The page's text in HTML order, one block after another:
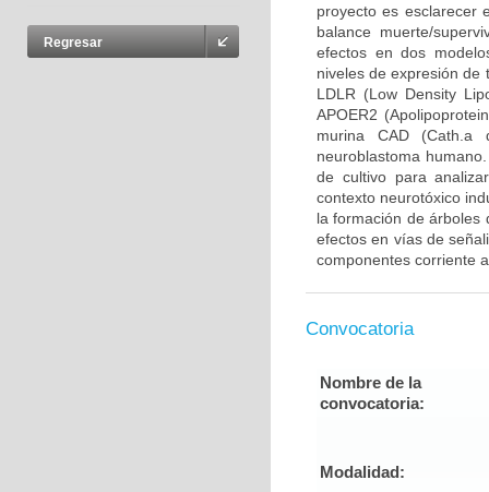
Regresar
proyecto es esclarecer
balance muerte/
efectos en dos
niveles de expresión de
LDLR (Low Density
APOER2
murina CAD (Cath.a
neuroblastoma
de cultivo para
contexto neurotóxico
la formación de árboles
efectos en vías de
componentes corriente
Convocatoria
Nombre de la
convocatoria:
Modalidad: